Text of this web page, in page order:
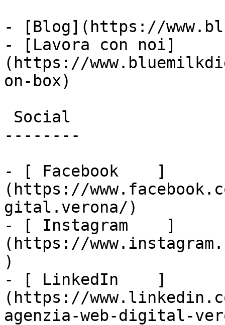
- [Blog](https://
- [Lavora con noi]
(https://
on-box)
--------
- [ Facebook    ]
(https://
gital.verona/)
- [ Instagram    ]
(https://
)
- [ LinkedIn    ]
(https://
agenzia-web-digital-